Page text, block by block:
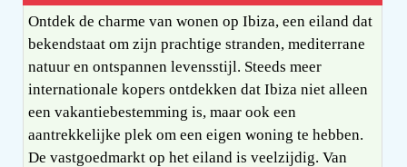
Ontdek de charme van wonen op Ibiza, een eiland dat
bekendstaat om zijn prachtige stranden, mediterrane
natuur en ontspannen levensstijl. Steeds meer
internationale kopers ontdekken dat Ibiza niet alleen
een vakantiebestemming is, maar ook een
aantrekkelijke plek om een eigen woning te hebben.
De vastgoedmarkt op het eiland is veelzijdig. Van